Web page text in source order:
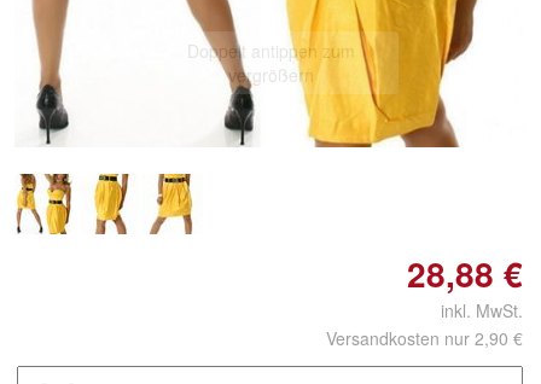
Doppelt antippen zum
vergrößern
28,88 €
inkl. MwSt.
Versandkosten nur 2,90 €